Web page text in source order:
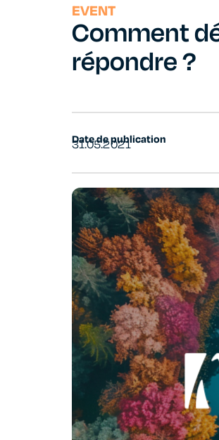
EVENT
Comment
répondre ?
Date de publication
31.05.2021